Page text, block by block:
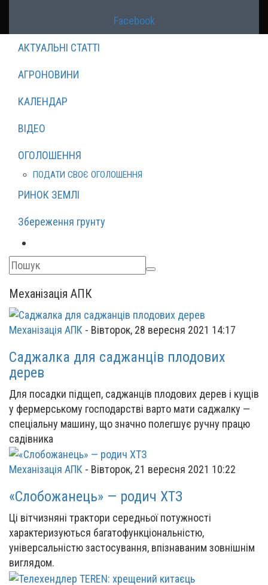
Facebook
АКТУАЛЬНІ СТАТТІ
АГРОНОВИНИ
КАЛЕНДАР
ВІДЕО
ОГОЛОШЕННЯ
ПОДАТИ СВОЄ ОГОЛОШЕННЯ
РИНОК ЗЕМЛІ
Збереження грунту
Механізація АПК
Механізація АПК - Вівторок, 28 вересня 2021 14:17
Саджалка для саджанців плодових
дерев
Для посадки підщеп, саджанців плодових дерев і кущів
у фермерському господарстві варто мати саджалку —
спеціальну машину, що значно полегшує ручну працю
садівника
Механізація АПК - Вівторок, 21 вересня 2021 10:22
«Слобожанець» — родич ХТЗ
Ці вітчизняні трактори середньої потужності
характеризуються багатофункціональністю,
універсальністю застосування, впізнаваним зовнішнім
виглядом.